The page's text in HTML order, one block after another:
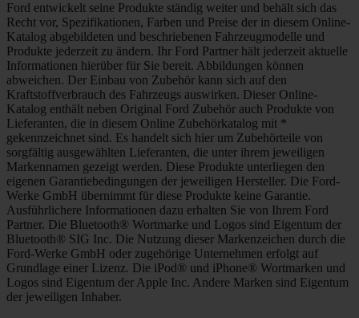
Ford entwickelt seine Produkte ständig weiter und behält sich das
Recht vor, Spezifikationen, Farben und Preise der in diesem Online-
Katalog abgebildeten und beschriebenen Fahrzeugmodelle und
Produkte jederzeit zu ändern. Ihr Ford Partner hält jederzeit aktuelle
Informationen hierüber für Sie bereit. Abbildungen können
abweichen. Der Einbau von Zubehör kann sich auf den
Kraftstoffverbrauch des Fahrzeugs auswirken. Dieser Online-
Katalog enthält neben Original Ford Zubehör auch Produkte von
Lieferanten, die in diesem Online Zubehörkatalog mit *
gekennzeichnet sind. Es handelt sich hier um Zubehörteile von
sorgfältig ausgewählten Lieferanten, die unter ihrem jeweiligen
Markennamen gezeigt werden. Diese Produkte unterliegen den
eigenen Garantiebedingungen der jeweiligen Hersteller. Die Ford-
Werke GmbH übernimmt für diese Produkte keine Garantie.
Ausführlichere Informationen dazu erhalten Sie von Ihrem Ford
Partner. Die Bluetooth® Wortmarke und Logos sind Eigentum der
Bluetooth® SIG Inc. Die Nutzung dieser Markenzeichen durch die
Ford-Werke GmbH oder zugehörige Unternehmen erfolgt auf
Grundlage einer Lizenz. Die iPod® und iPhone® Wortmarken und
Logos sind Eigentum der Apple Inc. Andere Marken sind Eigentum
der jeweiligen Inhaber.